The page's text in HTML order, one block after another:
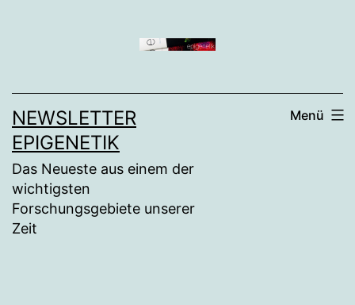
NEWSLETTER
EPIGENETIK
Das Neueste aus einem der
wichtigsten
Forschungsgebiete unserer
Zeit
Menü